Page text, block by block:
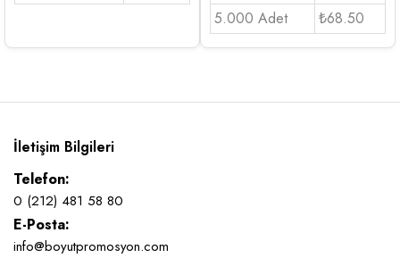
5.000 Adet
₺68.50
İletişim Bilgileri
Telefon:
0 (212) 481 58 80
E-Posta:
info@boyutpromosyon.com